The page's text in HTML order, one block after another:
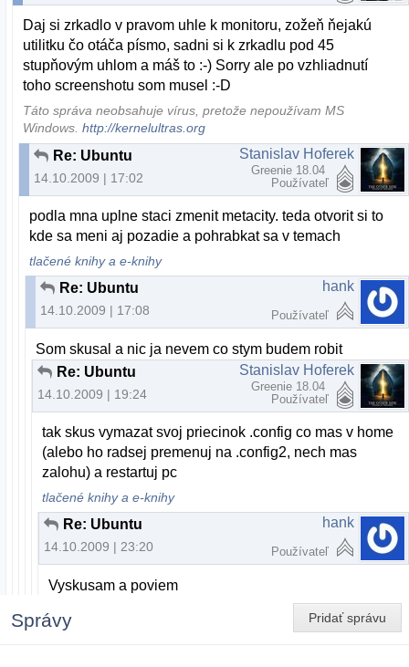
Daj si zrkadlo v pravom uhle k monitoru, zožeň ňejakú
utilitku čo otáča písmo, sadni si k zrkadlu pod 45
stupňovým uhlom a máš to :-) Sorry ale po vzhliadnutí
toho screenshotu som musel :-D
Táto správa neobsahuje vírus, pretože nepoužívam MS
Windows.http://kernelultras.org
Re: Ubuntu
14.10.2009 | 17:02
Stanislav Hoferek
Greenie 18.04
Používateľ
podla mna uplne staci zmenit metacity. teda otvorit si to
kde sa meni aj pozadie a pohrabkat sa v temach
tlačené knihy a e-knihy
Re: Ubuntu
14.10.2009 | 17:08
hank
Používateľ
Som skusal a nic ja nevem co stym budem robit
Re: Ubuntu
14.10.2009 | 19:24
Stanislav Hoferek
Greenie 18.04
Používateľ
tak skus vymazat svoj priecinok .config co mas v home
(alebo ho radsej premenuj na .config2, nech mas
zalohu) a restartuj pc
tlačené knihy a e-knihy
Re: Ubuntu
14.10.2009 | 23:20
hank
Používateľ
Vyskusam a poviem
Pridať správu
Správy